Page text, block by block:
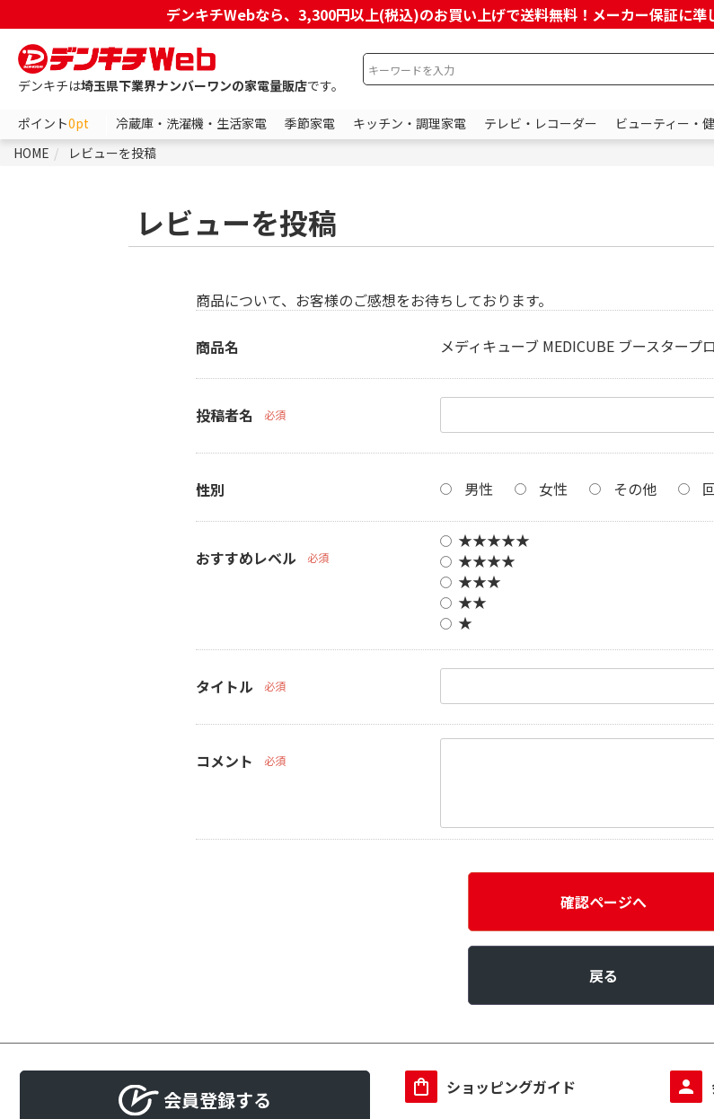
デンキチWebなら、3,300円以上(税込)のお買い上げで送料無料！メーカー保証に準
デンキチは埼玉県下業界ナンバーワンの家電量販店です。
ポイント0pt 冷蔵庫・洗濯機・生活家電 季節家電 キッチン・調理家電 テレビ・レコーダー ビューティー・
HOME
レビューを投稿
レビューを投稿
商品について、お客様のご感想をお待ちしております。
商品名 メディキューブ MEDICUBE ブースタープ
投稿者名 必須
性別 男性 女性 その他
おすすめレベル 必須
★★★★★
★★★★
★★★
★★
★
タイトル 必須
コメント 必須
確認ページへ
戻る
会員登録する ショッピングガイド